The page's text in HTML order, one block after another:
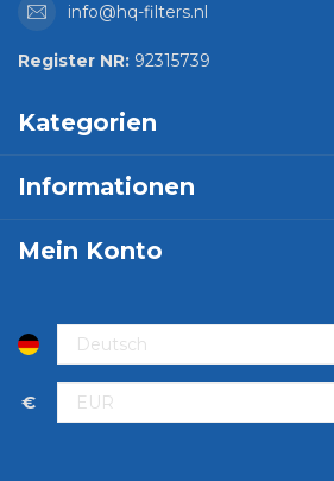
info@hq-filters.nl
Register NR: 92315739
Kategorien
Informationen
Mein Konto
€